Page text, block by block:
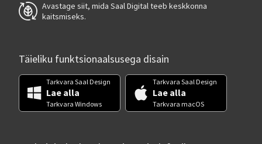
Avastage siit, mida Saal Digital teeb keskkonna
kaitsmiseks.
Täieliku funktsionaalsusega disain
Tarkvara Saal Design
Lae alla
Tarkvara Windows
Tarkvara Saal Design
Lae alla
Tarkvara macOS